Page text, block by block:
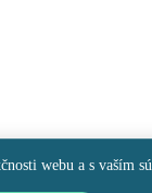
webu a s vaším